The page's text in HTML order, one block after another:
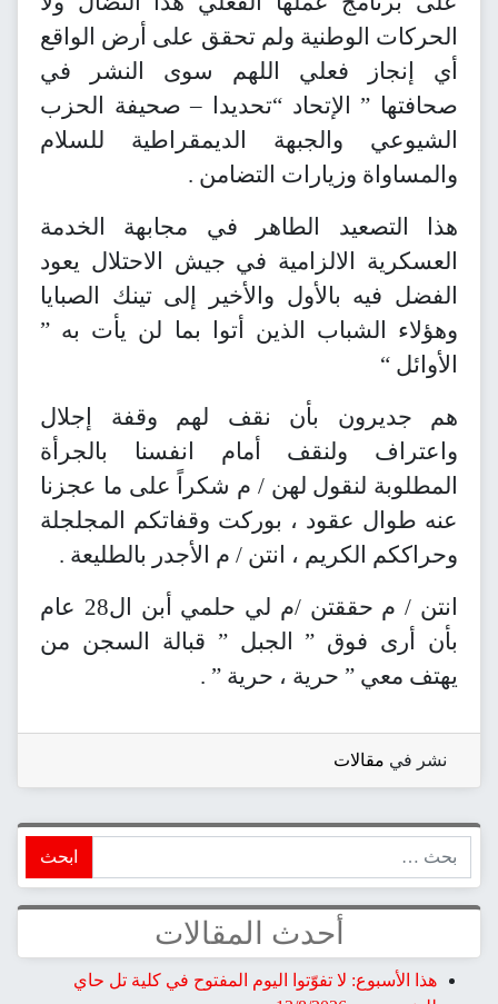
الحركات الوطنية ولم تحقق على أرض الواقع
أي إنجاز فعلي اللهم سوى النشر في
صحافتها ” الإتحاد “تحديدا – صحيفة الحزب
الشيوعي والجبهة الديمقراطية للسلام
والمساواة وزيارات التضامن .
هذا التصعيد الطاهر في مجابهة الخدمة
العسكرية الالزامية في جيش الاحتلال يعود
الفضل فيه بالأول والأخير إلى تينك الصبايا
وهؤلاء الشباب الذين أتوا بما لن يأت به ”
الأوائل “
هم جديرون بأن نقف لهم وقفة إجلال
واعتراف ولنقف أمام انفسنا بالجرأة
المطلوبة لنقول لهن / م شكراً على ما عجزنا
عنه طوال عقود ، بوركت وقفاتكم المجلجلة
وحراككم الكريم ، انتن / م الأجدر بالطليعة .
انتن / م حققتن /م لي حلمي أبن ال28 عام
بأن أرى فوق ” الجبل ” قبالة السجن من
يهتف معي ” حرية ، حرية ” .
نشر في مقالات
أحدث المقالات
هذا الأسبوع: لا تفوّتوا اليوم المفتوح في كلية تل حاي